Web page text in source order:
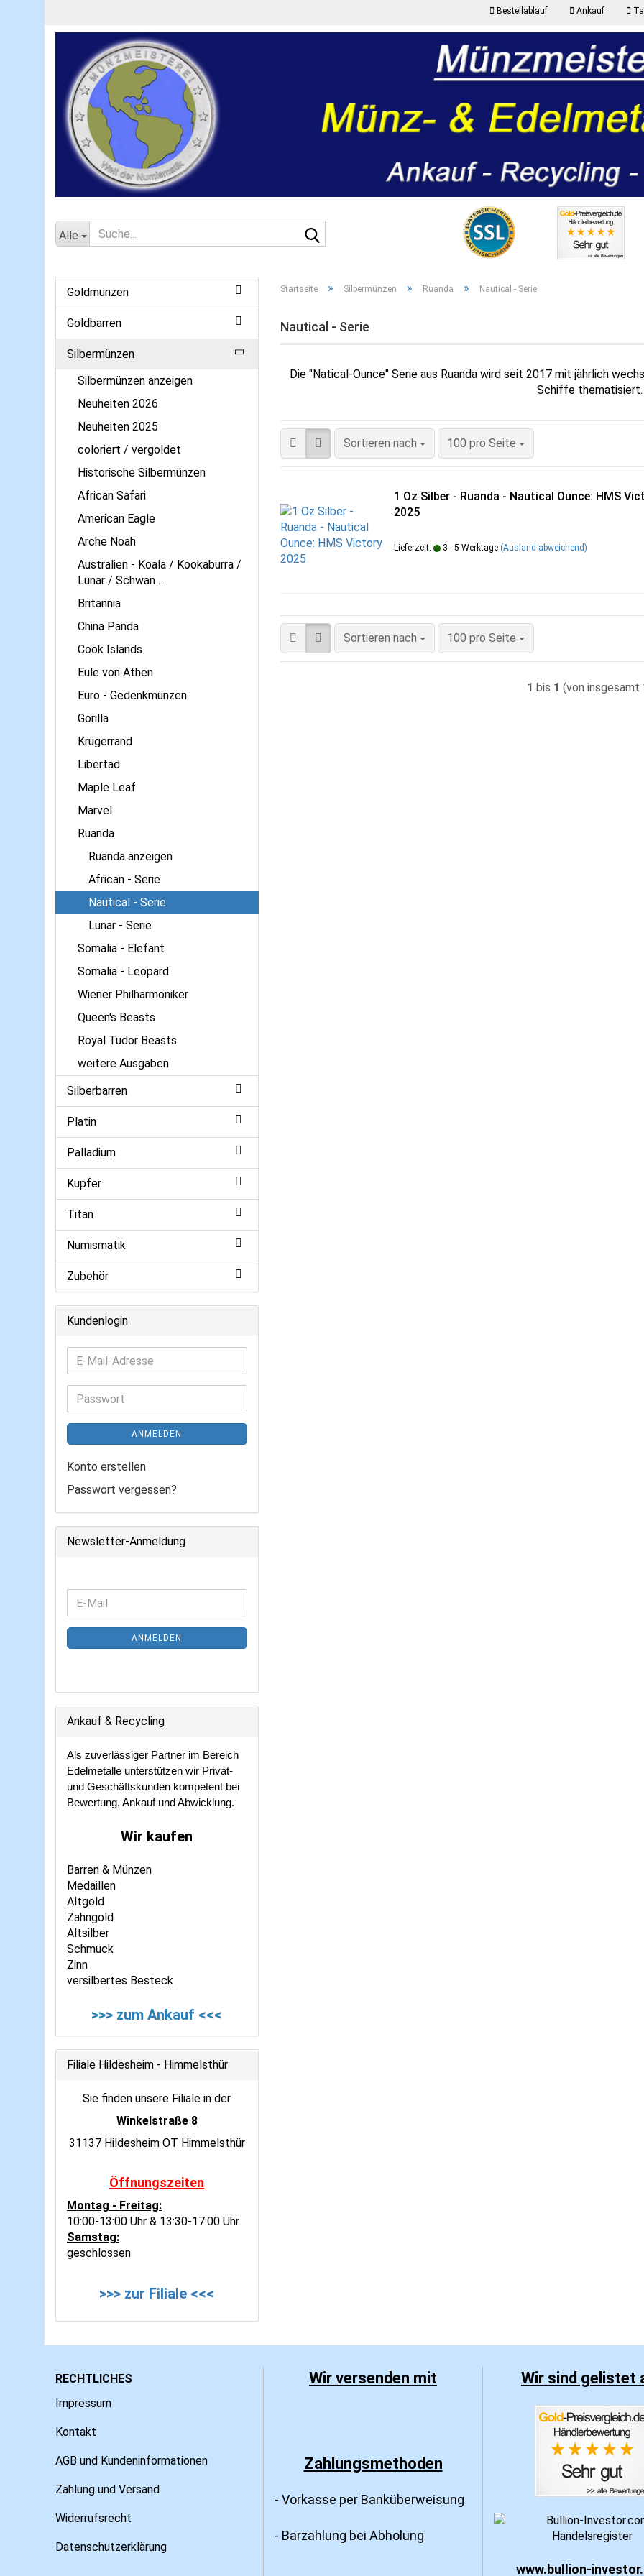
Bestellablauf Ankauf
Alle
Startseite » Silbermünzen » Ruanda » Nautical - Serie
Nautical - Serie
Die "Natical-Ounce" Serie aus Ruanda wird seit 2017 mit jährlich
Schiffe thematisiert.
Sortieren nach
Sortieren nach 100 pro Seite
pro Seite
1 Oz Silber - Ruanda - Nautical Ounce: HMS
2025
Lieferzeit: 3 - 5 Werktage (Ausland abweichend)
Sortieren nach
Sortieren nach 100 pro Seite
pro Seite
1 bis 1 (von insgesamt
Goldmünzen
Goldbarren
Silbermünzen
Silbermünzen anzeigen
Neuheiten 2026
Neuheiten 2025
coloriert / vergoldet
Historische Silbermünzen
African Safari
American Eagle
Arche Noah
Australien - Koala / Kookaburra /
Lunar / Schwan ...
Britannia
China Panda
Cook Islands
Eule von Athen
Euro - Gedenkmünzen
Gorilla
Krügerrand
Libertad
Maple Leaf
Marvel
Ruanda
Ruanda anzeigen
African - Serie
Nautical - Serie
Lunar - Serie
Somalia - Elefant
Somalia - Leopard
Wiener Philharmoniker
Queen's Beasts
Royal Tudor Beasts
weitere Ausgaben
Silberbarren
Platin
Palladium
Kupfer
Titan
Numismatik
Zubehör
Kundenlogin
E-
Mail-
Adresse
Passwort
ANMELDEN
Konto erstellen
Passwort vergessen?
Newsletter-Anmeldung
WEITER
ZUR
NEWSLETTER-
ANMELDUNG
E-
Mail
ANMELDEN
Ankauf & Recycling
Als zuverlässiger Partner im Bereich
Edelmetalle unterstützen wir Privat-
und Geschäftskunden kompetent bei
Bewertung, Ankauf und Abwicklung.
Wir kaufen
Barren & Münzen
Medaillen
Altgold
Zahngold
Altsilber
Schmuck
Zinn
versilbertes Besteck
>>> zum Ankauf <<<
Filiale Hildesheim - Himmelsthür
Sie finden unsere Filiale in der
Winkelstraße 8
31137 Hildesheim OT Himmelsthür
Öffnungszeiten
Montag - Freitag:
10:00-13:00 Uhr & 13:30-17:00 Uhr
Samstag:
geschlossen
>>> zur Filiale <<<
RECHTLICHES
Impressum
Kontakt
AGB und Kundeninformationen
Zahlung und Versand
Widerrufsrecht
Datenschutzerklärung
Wir versenden mit
Zahlungsmethoden
- Vorkasse per Banküberweisung
- Barzahlung bei Abholung
Wir sind gelistet
www.bullion-